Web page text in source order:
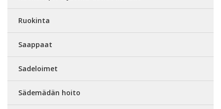
Ruokinta
Saappaat
Sadeloimet
Sädemädän hoito